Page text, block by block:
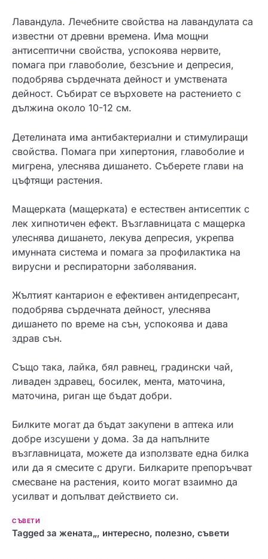
Лавандула. Лечебните свойства на лавандулата са
известни от древни времена. Има мощни
антисептични свойства, успокоява нервите,
помага при главоболие, безсъние и депресия,
подобрява сърдечната дейност и умствената
дейност. Събират се върховете на растението с
дължина около 10-12 см.
Детелината има антибактериални и стимулиращи
свойства. Помага при хипертония, главоболие и
мигрена, улеснява дишането. Съберете глави на
цъфтящи растения.
Мащерката (мащерката) е естествен антисептик с
лек хипнотичен ефект. Възглавницата с мащерка
улеснява дишането, лекува депресия, укрепва
имунната система и помага за профилактика на
вирусни и респираторни заболявания.
Жълтият кантарион е ефективен антидепресант,
подобрява сърдечната дейност, улеснява
дишането по време на сън, успокоява и дава
здрав сън.
Също така, лайка, бял равнец, градински чай,
ливаден здравец, босилек, мента, маточина,
маточина, риган ще бъдат добри.
Билките могат да бъдат закупени в аптека или
добре изсушени у дома. За да напълните
възглавницата, можете да използвате една билка
или да я смесите с други. Билкарите препоръчват
смесване на растения, които могат взаимно да
усилват и допълват действието си.
СЪВЕТИ
Tagged за жената„, интересно, полезно, съвети